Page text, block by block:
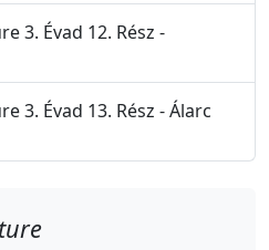
3. Évad 12. Rész -
3. Évad 13. Rész - Álarc